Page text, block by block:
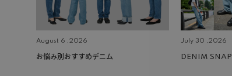
August 6 ,2026
お悩み別おすすめデニム
July 30 ,2026
DENIM SNAP